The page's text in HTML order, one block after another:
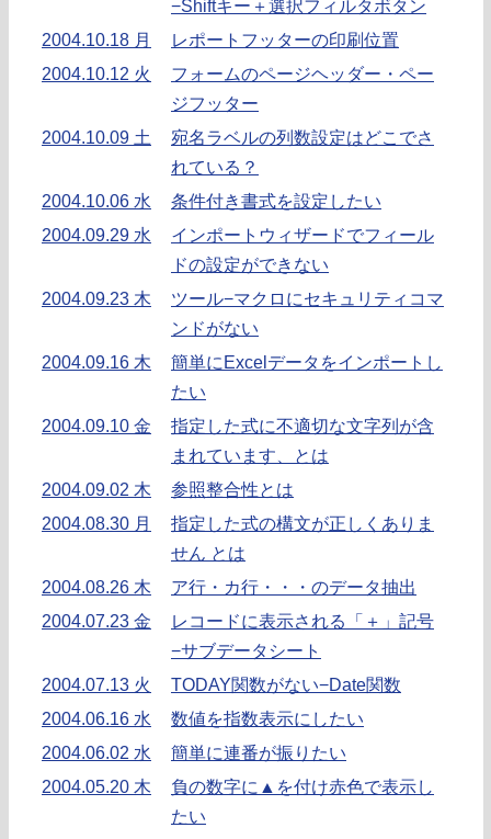
−Shiftキー＋選択フィルタボタン
2004.10.18 月
レポートフッターの印刷位置
2004.10.12 火
フォームのページヘッダー・ペー
ジフッター
2004.10.09 土
宛名ラベルの列数設定はどこでさ
れている？
2004.10.06 水
条件付き書式を設定したい
2004.09.29 水
インポートウィザードでフィール
ドの設定ができない
2004.09.23 木
ツール−マクロにセキュリティコマ
ンドがない
2004.09.16 木
簡単にExcelデータをインポートし
たい
2004.09.10 金
指定した式に不適切な文字列が含
まれています、とは
2004.09.02 木
参照整合性とは
2004.08.30 月
指定した式の構文が正しくありま
せん とは
2004.08.26 木
ア行・カ行・・・のデータ抽出
2004.07.23 金
レコードに表示される「＋」記号
−サブデータシート
2004.07.13 火
TODAY関数がない−Date関数
2004.06.16 水
数値を指数表示にしたい
2004.06.02 水
簡単に連番が振りたい
2004.05.20 木
負の数字に▲を付け赤色で表示し
たい